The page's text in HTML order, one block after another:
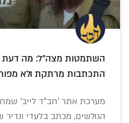
השתמטות מצה"ל: מה דעת
התכתבות מרתקת ולא
מערכת אתר 'חב"ד לייב'
הגולשים, מכתב בלעדי ונדיר